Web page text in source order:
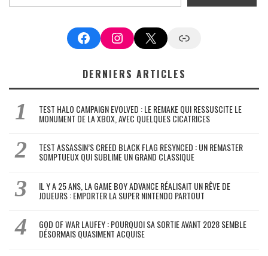
FacebookInstagram
X Google News
DERNIERS ARTICLES
TEST HALO CAMPAIGN EVOLVED : LE REMAKE QUI RESSUSCITE LE
MONUMENT DE LA XBOX, AVEC QUELQUES CICATRICES
TEST ASSASSIN’S CREED BLACK FLAG RESYNCED : UN REMASTER
SOMPTUEUX QUI SUBLIME UN GRAND CLASSIQUE
IL Y A 25 ANS, LA GAME BOY ADVANCE RÉALISAIT UN RÊVE DE
JOUEURS : EMPORTER LA SUPER NINTENDO PARTOUT
GOD OF WAR LAUFEY : POURQUOI SA SORTIE AVANT 2028 SEMBLE
DÉSORMAIS QUASIMENT ACQUISE